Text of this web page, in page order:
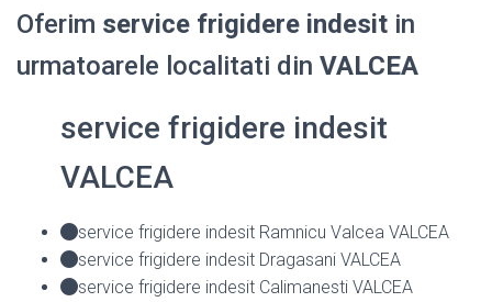
Oferim service frigidere indesit in
urmatoarele localitati din VALCEA
service frigidere indesit
VALCEA
service frigidere indesit Ramnicu Valcea VALCEA
service frigidere indesit Dragasani VALCEA
service frigidere indesit Calimanesti VALCEA